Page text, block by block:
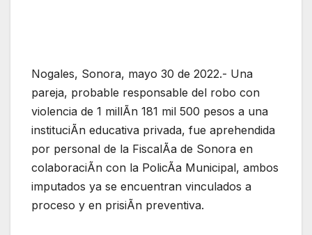
Nogales, Sonora, mayo 30 de 2022.- Una
pareja, probable responsable del robo con
violencia de 1 millÃn 181 mil 500 pesos a una
instituciÃn educativa privada, fue aprehendida
por personal de la FiscalÃa de Sonora en
colaboraciÃn con la PolicÃa Municipal, ambos
imputados ya se encuentran vinculados a
proceso y en prisiÃn preventiva.